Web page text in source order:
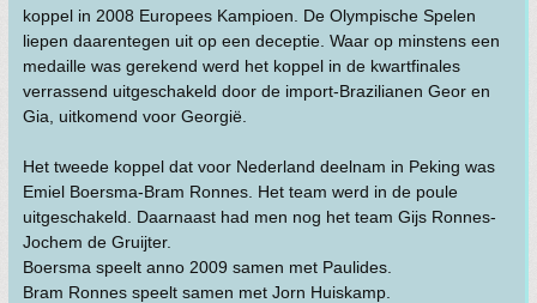
koppel in 2008 Europees Kampioen. De Olympische Spelen
liepen daarentegen uit op een deceptie. Waar op minstens een
medaille was gerekend werd het koppel in de kwartfinales
verrassend uitgeschakeld door de import-Brazilianen Geor en
Gia, uitkomend voor Georgië.
Het tweede koppel dat voor Nederland deelnam in Peking was
Emiel Boersma-Bram Ronnes. Het team werd in de poule
uitgeschakeld. Daarnaast had men nog het team Gijs Ronnes-
Jochem de Gruijter.
Boersma speelt anno 2009 samen met Paulides.
Bram Ronnes speelt samen met Jorn Huiskamp.